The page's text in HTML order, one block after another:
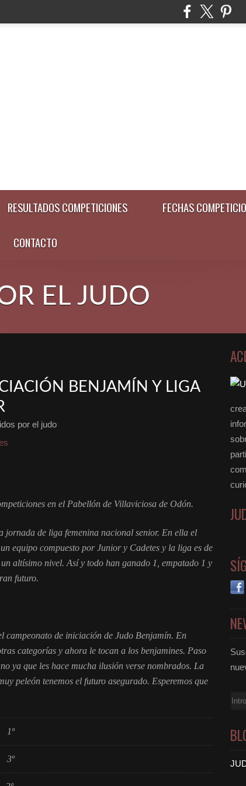
RESULTADOS COMPETICIONES FECHAS
CONTACTO
EL JUDO
BENJAMÍN Y LIGA
por el judo
en el Pabellón de Villaviciosa de Odón.
de liga femenina nacional senior. En ella el
equipo compuesto por Junior y Cadetes y la liga es de
altísimo nivel. Así y todo han ganado 1, empatado 1 y
futuro.
campeonato de iniciación de Judo Benjamín. En
categorías y ahora le tocan a los benjamines. Paso
ya que les hace mucha ilusión verse nombrados. La
peleón tenemos el futuro asegurado. Esperemos que